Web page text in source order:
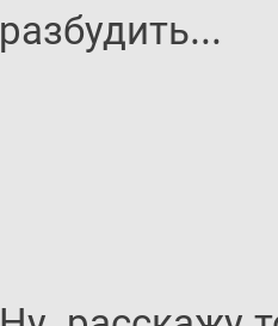
разбудить...